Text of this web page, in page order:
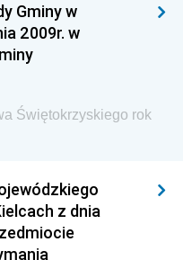
i Gospodarki
Spraw Unii
Gminy w
2009r. w
Świętokrzyskiego rok
z dnia